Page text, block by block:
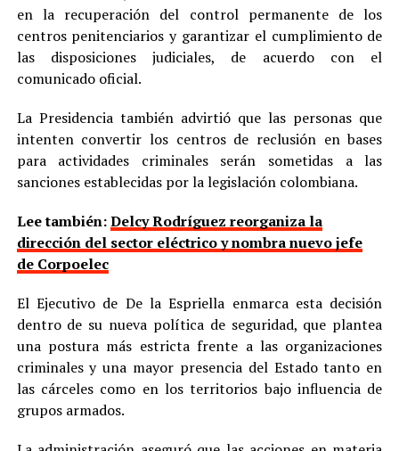
en la recuperación del control permanente de los
centros penitenciarios y garantizar el cumplimiento de
las disposiciones judiciales, de acuerdo con el
comunicado oficial.
La Presidencia también advirtió que las personas que
intenten convertir los centros de reclusión en bases
para actividades criminales serán sometidas a las
sanciones establecidas por la legislación colombiana.
Lee también:Delcy Rodríguez reorganiza la
dirección del sector eléctrico y nombra nuevo jefe
de Corpoelec
El Ejecutivo de De la Espriella enmarca esta decisión
dentro de su nueva política de seguridad, que plantea
una postura más estricta frente a las organizaciones
criminales y una mayor presencia del Estado tanto en
las cárceles como en los territorios bajo influencia de
grupos armados.